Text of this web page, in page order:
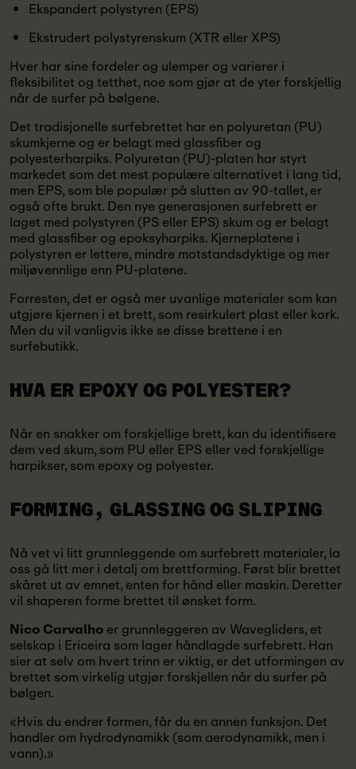
Ekspandert polystyren (EPS)
Ekstrudert polystyrenskum (XTR eller XPS)
Hver har sine fordeler og ulemper og varierer i
fleksibilitet og tetthet, noe som gjør at de yter forskjellig
når de surfer på bølgene.
Det tradisjonelle surfebrettet har en polyuretan (PU)
skumkjerne og er belagt med glassfiber og
polyesterharpiks. Polyuretan (PU)-platen har styrt
markedet som det mest populære alternativet i lang tid,
men EPS, som ble populær på slutten av 90-tallet, er
også ofte brukt. Den nye generasjonen surfebrett er
laget med polystyren (PS eller EPS) skum og er belagt
med glassfiber og epoksyharpiks. Kjerneplatene i
polystyren er lettere, mindre motstandsdyktige og mer
miljøvennlige enn PU-platene.
Forresten, det er også mer uvanlige materialer som kan
utgjøre kjernen i et brett, som resirkulert plast eller kork.
Men du vil vanligvis ikke se disse brettene i en
surfebutikk.
HVA ER EPOXY OG POLYESTER?
Når en snakker om forskjellige brett, kan du identifisere
dem ved skum, som PU eller EPS eller ved forskjellige
harpikser, som epoxy og polyester.
FORMING, GLASSING OG SLIPING
Nå vet vi litt grunnleggende om surfebrett materialer, la
oss gå litt mer i detalj om brettforming. Først blir brettet
skåret ut av emnet, enten for hånd eller maskin. Deretter
vil shaperen forme brettet til ønsket form.
Nico Carvalhoer grunnleggeren av Wavegliders, et
selskap i Ericeira som lager håndlagde surfebrett. Han
sier at selv om hvert trinn er viktig, er det utformingen av
brettet som virkelig utgjør forskjellen når du surfer på
bølgen.
«Hvis du endrer formen, får du en annen funksjon. Det
handler om hydrodynamikk (som aerodynamikk, men i
vann).»